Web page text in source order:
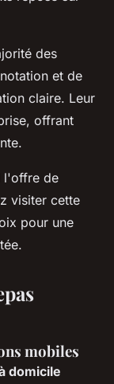
des
et de
claire. Leur
offrant
l'offre de
visiter cette
pour une
mobiles
domicile